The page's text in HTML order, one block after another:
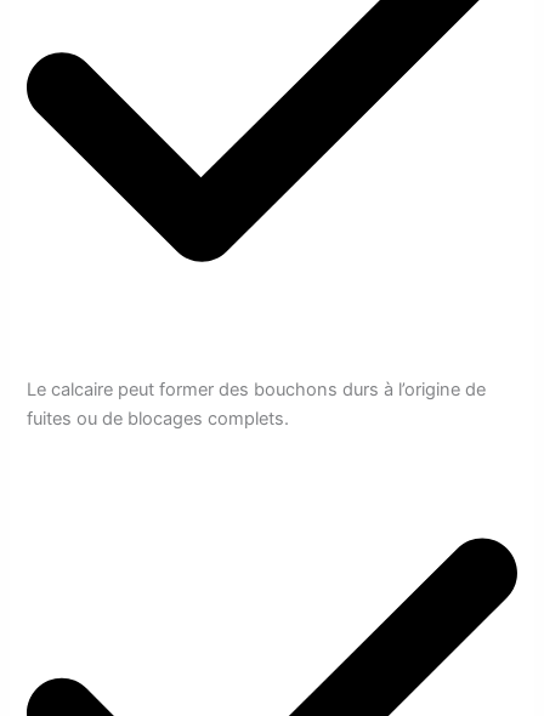
Le calcaire peut former des bouchons durs à l’origine de
fuites ou de blocages complets.